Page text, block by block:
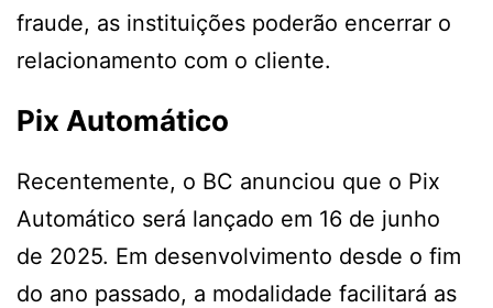
fraude, as instituições poderão encerrar o
relacionamento com o cliente.
Pix Automático
Recentemente, o BC anunciou que o Pix
Automático será lançado em 16 de junho
de 2025. Em desenvolvimento desde o fim
do ano passado, a modalidade facilitará as